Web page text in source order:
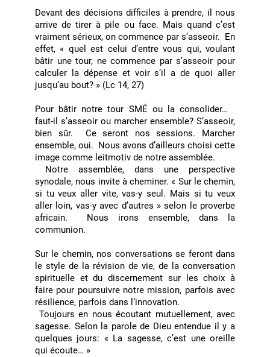
Devant des décisions difficiles à prendre, il nous
arrive de tirer à pile ou face. Mais quand c’est
vraiment sérieux, on commence par s’asseoir. En
effet, « quel est celui d’entre vous qui, voulant
bâtir une tour, ne commence par s’asseoir pour
calculer la dépense et voir s’il a de quoi aller
jusqu’au bout? » (Lc 14, 27)
Pour bâtir notre tour SMÉ ou la consolider…
faut-il s’asseoir ou marcher ensemble? S’asseoir,
bien sûr. Ce seront nos sessions. Marcher
ensemble, oui. Nous avons d’ailleurs choisi cette
image comme leitmotiv de notre assemblée.
Notre assemblée, dans une perspective
synodale, nous invite à cheminer. « Sur le chemin,
si tu veux aller vite, vas-y seul. Mais si tu veux
aller loin, vas-y avec d’autres » selon le proverbe
africain. Nous irons ensemble, dans la
communion.
Sur le chemin, nos conversations se feront dans
le style de la révision de vie, de la conversation
spirituelle et du discernement sur les choix à
faire pour poursuivre notre mission, parfois avec
résilience, parfois dans l’innovation.
Toujours en nous écoutant mutuellement, avec
sagesse. Selon la parole de Dieu entendue il y a
quelques jours: « La sagesse, c’est une oreille
qui écoute… »